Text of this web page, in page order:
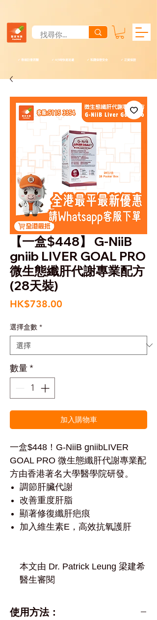
✓ 香港註冊西醫 ✓ 4小時快速送遞 ✓ 私隱保密安全 ✓ 正貨保證
【一盒$448】 G-NiiB
gniib LIVER GOAL PRO
微生態纖肝代謝專業配方
(28天裝)
HK$738.00
選擇盒數 *
數量*
加入購物車
一盒$448！G-NiiB gniibLIVER
GOAL PRO 微生態纖肝代謝專業配
方由香港著名大學醫學院研發。
調節肝臟代謝
改善重度肝脂
顯著修復纖肝疤痕
加入維生素E，高效抗氧護肝
本文由 Dr. Patrick Leung 梁建希
醫生審閱
使用方法：